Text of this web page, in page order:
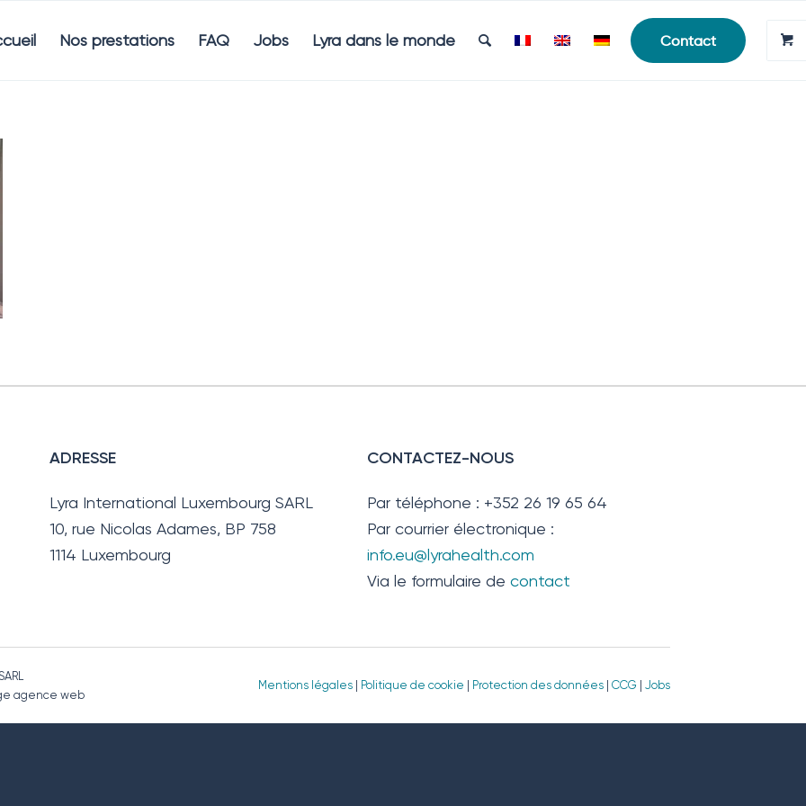
Nos prestations FAQ Jobs Lyra dans le monde Contact
ADRESSE
Lyra International Luxembourg SARL
10, rue Nicolas Adames, BP 758
1114 Luxembourg
CONTACTEZ-NOUS
Par téléphone : +352 26 19 65 64
Par courrier électronique :
info.eu@lyrahealth.com
Via le formulaire decontact
agence web
Mentions légales| Politique de cookie Protection des données| CCG Jobs